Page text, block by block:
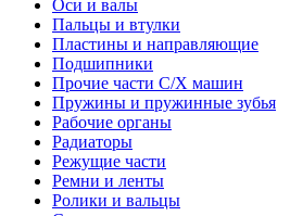
Оси и валы
Пальцы и втулки
Пластины и направляющие
Подшипники
Прочие части С/Х машин
Пружины и пружинные зубья
Рабочие органы
Радиаторы
Режущие части
Ремни и ленты
Ролики и вальцы